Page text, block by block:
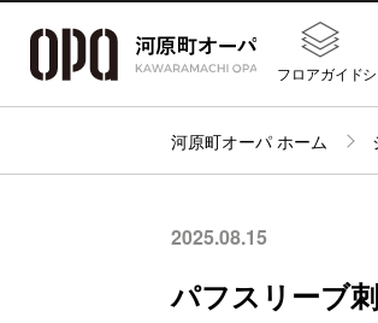
フロアガイド
河原町オーパ ホーム
2025.08.15
パフスリーブ